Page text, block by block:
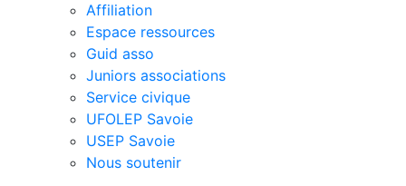
Affiliation
Espace ressources
Guid asso
Juniors associations
Service civique
UFOLEP Savoie
USEP Savoie
Nous soutenir